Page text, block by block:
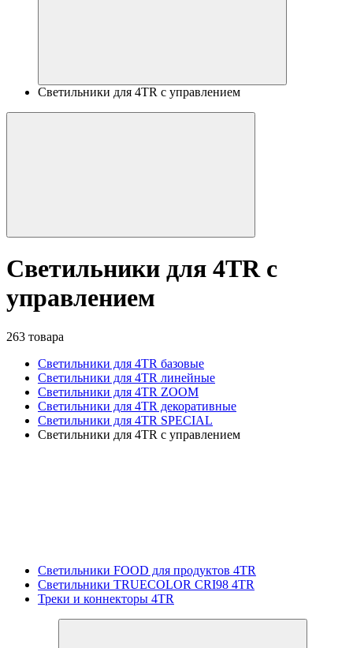
Светильники для 4TR с управлением
Светильники для 4TR с
управлением
263 товара
Светильники для 4TR базовые
Светильники для 4TR линейные
Светильники для 4TR ZOOM
Светильники для 4TR декоративные
Светильники для 4TR SPECIAL
Светильники для 4TR с управлением
Светильники FOOD для продуктов 4TR
Светильники TRUECOLOR CRI98 4TR
Треки и коннекторы 4TR